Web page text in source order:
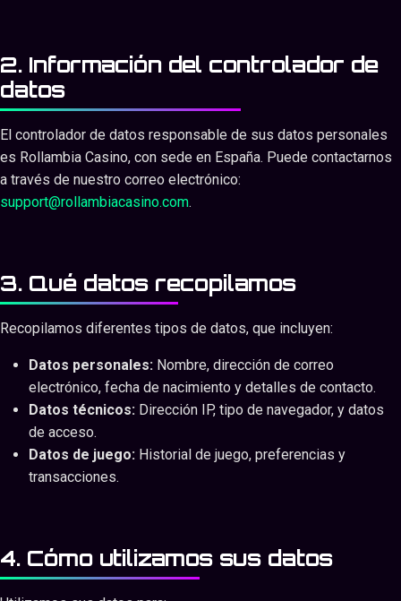
2. Información del controlador de
datos
El controlador de datos responsable de sus datos personales
es Rollambia Casino, con sede en España. Puede contactarnos
a través de nuestro correo electrónico:
support@rollambiacasino.com.
3. Qué datos recopilamos
Recopilamos diferentes tipos de datos, que incluyen:
Datos personales: Nombre, dirección de correo
electrónico, fecha de nacimiento y detalles de contacto.
Datos técnicos: Dirección IP, tipo de navegador, y datos
de acceso.
Datos de juego: Historial de juego, preferencias y
transacciones.
4. Cómo utilizamos sus datos